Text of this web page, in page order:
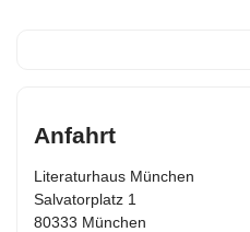
Anfahrt
Literaturhaus München
Salvatorplatz 1
80333 München